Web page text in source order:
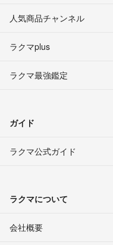
人気商品チャンネル
ラクマplus
ラクマ最強鑑定
ガイド
ラクマ公式ガイド
ラクマについて
会社概要